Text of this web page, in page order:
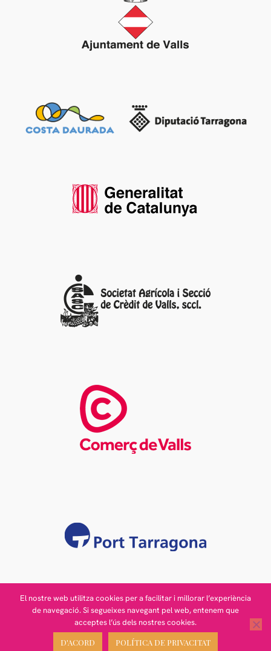
© 2026 - Cambra de Comerç
de Valls
Avís legal
Política de cookies
Canal de denúncia
El nostre web utilitza cookies per a facilitar i millorar l’experiència
de navegació. Si segueixes navegant pel web, entenem que
acceptes l’ús dels nostres cookies.
D'ACORD
POLÍTICA DE PRIVACITAT